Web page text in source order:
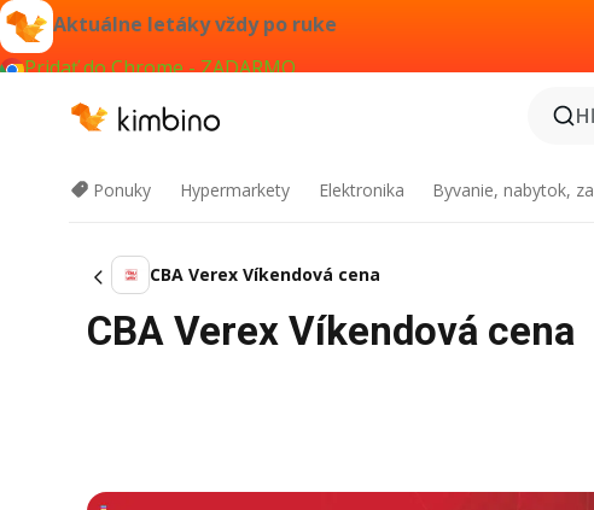
Aktuálne letáky vždy po ruke
Pridať do Chrome - ZADARMO
Ponuky Hypermarkety Elektronika Byvanie, nabytok,
CBA Verex Víkendová cena
CBA Verex Víkendová cena